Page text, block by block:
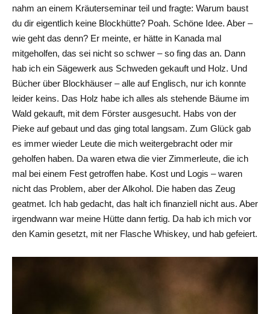
nahm an einem Kräuterseminar teil und fragte: Warum baust
du dir eigentlich keine Blockhütte? Poah. Schöne Idee. Aber –
wie geht das denn? Er meinte, er hätte in Kanada mal
mitgeholfen, das sei nicht so schwer – so fing das an. Dann
hab ich ein Sägewerk aus Schweden gekauft und Holz. Und
Bücher über Blockhäuser – alle auf Englisch, nur ich konnte
leider keins. Das Holz habe ich alles als stehende Bäume im
Wald gekauft, mit dem Förster ausgesucht. Habs von der
Pieke auf gebaut und das ging total langsam. Zum Glück gab
es immer wieder Leute die mich weitergebracht oder mir
geholfen haben. Da waren etwa die vier Zimmerleute, die ich
mal bei einem Fest getroffen habe. Kost und Logis – waren
nicht das Problem, aber der Alkohol. Die haben das Zeug
geatmet. Ich hab gedacht, das halt ich finanziell nicht aus. Aber
irgendwann war meine Hütte dann fertig. Da hab ich mich vor
den Kamin gesetzt, mit ner Flasche Whiskey, und hab gefeiert.